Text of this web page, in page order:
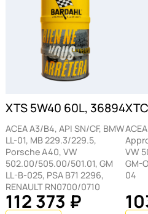
XTS 5W40 60L, 36894
ACEA A3/B4, API SN/CF, BMW
LL-01, MB 229.3/229.5,
Porsche A40, VW
502.00/505.00/501.01, GM
LL-B-025, PSA B71 2296,
RENAULT RN0700/0710
112 373 ₽
VW
GM-
04